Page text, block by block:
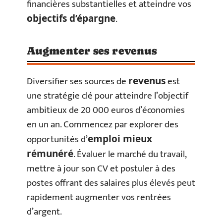
financières substantielles et atteindre vos
objectifs d’épargne.
Augmenter ses revenus
Diversifier ses sources de revenusest
une stratégie clé pour atteindre l’objectif
ambitieux de 20 000 euros d’économies
en un an. Commencez par explorer des
opportunités d’emploi mieux
rémunéré. Évaluer le marché du travail,
mettre à jour son CV et postuler à des
postes offrant des salaires plus élevés peut
rapidement augmenter vos rentrées
d’argent.